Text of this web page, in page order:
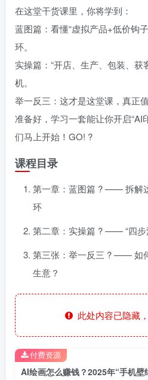
在这堂干货课里，你将学到：
蓝图篇：看懂“虚拟产品+低价钩
环。
实操篇：“开店、生产、包装、获
机。
举一反三：这才是这堂课，真正
准备好，学习一套能让你开启“AI
们马上开始！GO! ?
课程目录
第一章：蓝图篇 ?️ —— 拆解
环
第二章：实操篇 ?️ —— “四步
第三张：举一反三 ? —— 如
生意？
此处内容已隐藏
付费资源